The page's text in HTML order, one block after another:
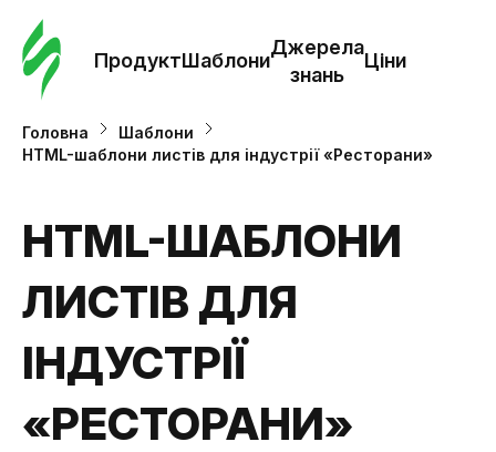
ПродуктШаблони
Джерела
знань
Ціни
Головна
Шаблони
HTML-шаблони листів для індустрії «Ресторани»
HTML-ШАБЛОНИ
ЛИСТІВ ДЛЯ
ІНДУСТРІЇ
«РЕСТОРАНИ»